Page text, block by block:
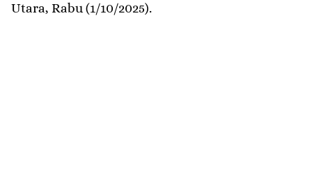
Utara, Rabu (1/10/2025).